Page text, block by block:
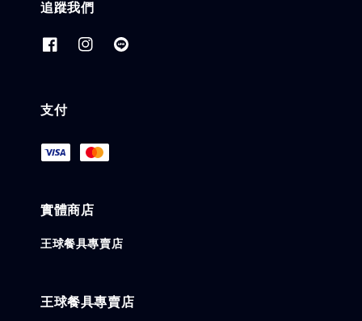
追蹤我們
支付
實體商店
王球餐具專賣店
王球餐具專賣店